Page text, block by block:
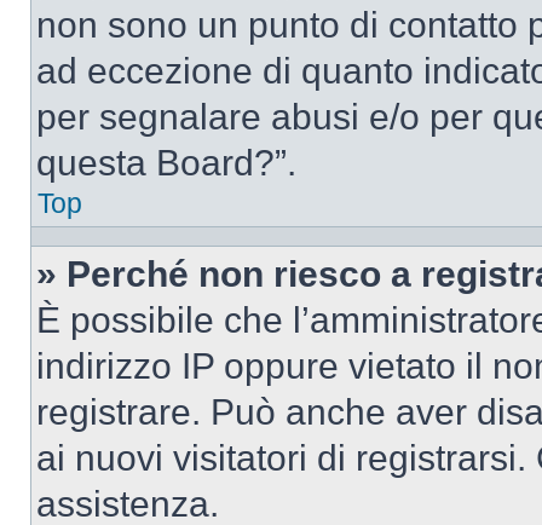
non sono un punto di contatto
ad eccezione di quanto
per segnalare abusi e/o per
questa Board?”.
Top
» Perché non riesco a
È possibile che
indirizzo IP oppure vietato il
registrare. Può anche aver
ai nuovi visitatori di
assistenza.